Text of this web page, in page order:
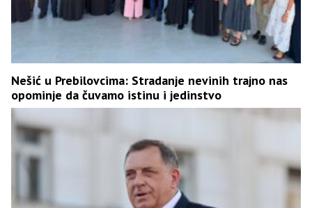
Nešić u Prebilovcima: Stradanje nevinih trajno nas
opominje da čuvamo istinu i jedinstvo